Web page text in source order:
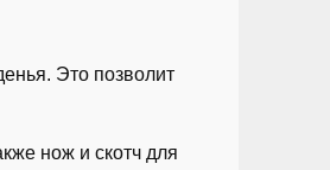
Это позволит
нож и скотч для